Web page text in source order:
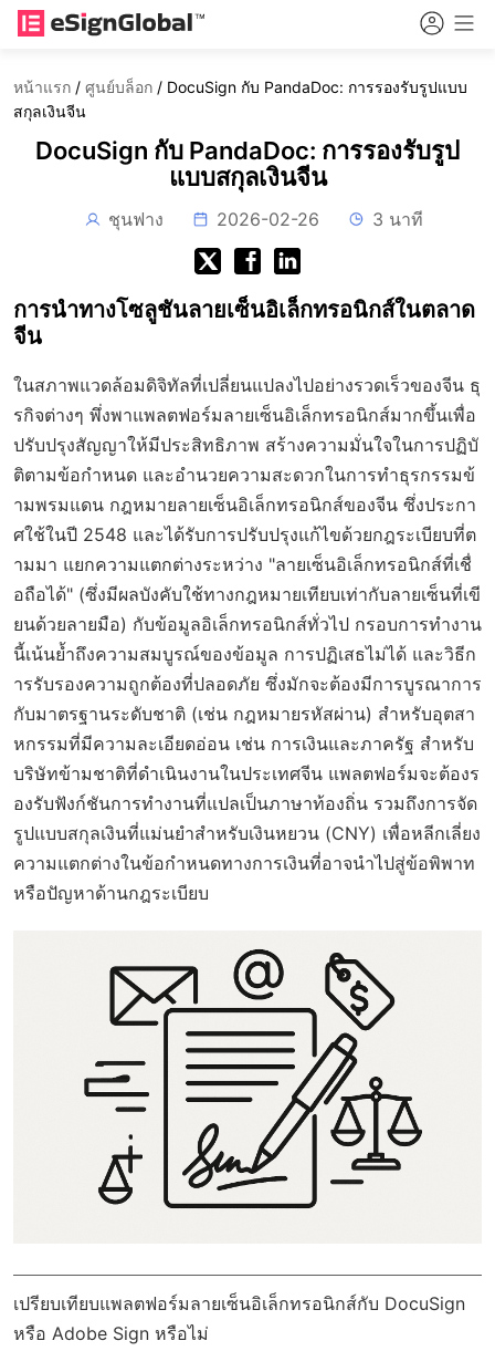
หน้าแรก / ศูนย์บล็อก / DocuSign กับ PandaDoc: การรองรับรูปแบบ
สกุลเงินจีน
DocuSign กับ PandaDoc: การรองรับรูป
แบบสกุลเงินจีน
ชุนฟาง 2026-02-26 3 นาที
การนำทางโซลูชันลายเซ็นอิเล็กทรอนิกส์ในตลาด
จีน
ในสภาพแวดล้อมดิจิทัลที่เปลี่ยนแปลงไปอย่างรวดเร็วของจีน ธุ
รกิจต่างๆ พึ่งพาแพลตฟอร์มลายเซ็นอิเล็กทรอนิกส์มากขึ้นเพื่อ
ปรับปรุงสัญญาให้มีประสิทธิภาพ สร้างความมั่นใจในการปฏิบั
ติตามข้อกำหนด และอำนวยความสะดวกในการทำธุรกรรมข้
ามพรมแดน กฎหมายลายเซ็นอิเล็กทรอนิกส์ของจีน ซึ่งประกา
ศใช้ในปี 2548 และได้รับการปรับปรุงแก้ไขด้วยกฎระเบียบที่ต
ามมา แยกความแตกต่างระหว่าง "ลายเซ็นอิเล็กทรอนิกส์ที่เชื่
อถือได้" (ซึ่งมีผลบังคับใช้ทางกฎหมายเทียบเท่ากับลายเซ็นที่เขี
ยนด้วยลายมือ) กับข้อมูลอิเล็กทรอนิกส์ทั่วไป กรอบการทำงาน
นี้เน้นย้ำถึงความสมบูรณ์ของข้อมูล การปฏิเสธไม่ได้ และวิธีก
ารรับรองความถูกต้องที่ปลอดภัย ซึ่งมักจะต้องมีการบูรณาการ
กับมาตรฐานระดับชาติ (เช่น กฎหมายรหัสผ่าน) สำหรับอุตสา
หกรรมที่มีความละเอียดอ่อน เช่น การเงินและภาครัฐ สำหรับ
บริษัทข้ามชาติที่ดำเนินงานในประเทศจีน แพลตฟอร์มจะต้องร
องรับฟังก์ชันการทำงานที่แปลเป็นภาษาท้องถิ่น รวมถึงการจัด
รูปแบบสกุลเงินที่แม่นยำสำหรับเงินหยวน (CNY) เพื่อหลีกเลี่ยง
ความแตกต่างในข้อกำหนดทางการเงินที่อาจนำไปสู่ข้อพิพาท
หรือปัญหาด้านกฎระเบียบ
เปรียบเทียบแพลตฟอร์มลายเซ็นอิเล็กทรอนิกส์กับ DocuSign
หรือ Adobe Sign หรือไม่